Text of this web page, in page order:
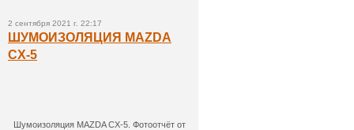
2 сентября 2021 г. 22:17
ШУМОИЗОЛЯЦИЯ MAZDA
CX-5
Шумоизоляция MAZDA CX-5. Фотоотчёт от